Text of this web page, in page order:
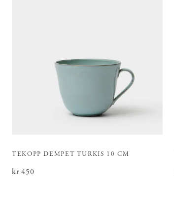
TEKOPP DEMPET TURKIS 10 CM
Pris:kr 450
kr 450